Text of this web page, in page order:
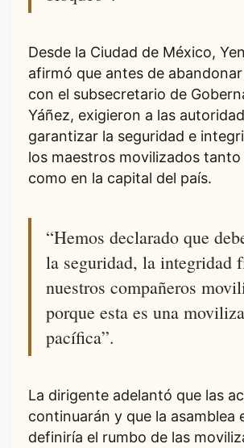
Desde la Ciudad de México,
afirmó que antes de
con el subsecretario de
Yáñez, exigieron a las
garantizar la seguridad e
los maestros movilizados tanto
como en la capital del país.
“Hemos declarado que
la seguridad, la integridad
nuestros compañeros
porque esta es una
pacífica”.
La dirigente adelantó que las
continuarán y que la asamblea
definiría el rumbo de las